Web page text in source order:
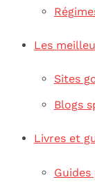
Les
Sites
Blogs
Livres et